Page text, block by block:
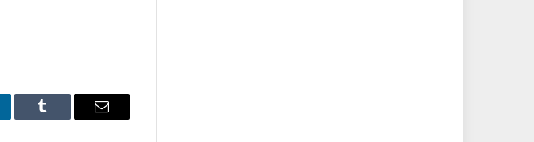
Tumblr Email